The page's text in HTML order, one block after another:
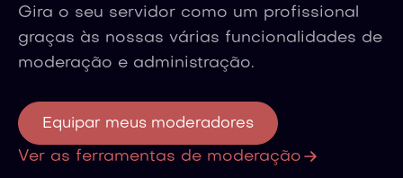
Gira o seu servidor como um profissional
graças às nossas várias funcionalidades de
moderação e administração.
Equipar meus moderadores
Ver as ferramentas de moderação